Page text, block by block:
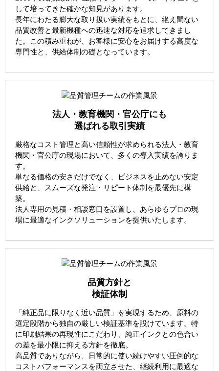
して培ってきた確かな知見があります。
長年にわたる膨大な取り扱い実績をもとに、絶え間ない
品質改善と最新機種への迅速な対応を追求してきまし
た。この積み重ねが、お客様に安心をお届けする高度な
専門性と、供給体制の礎となっています。
法人・教育機関・官公庁にも
選ばれる取引実績
厳格なコスト管理と高い信頼性が求められる法人・教育
機関・官公庁の現場において、多くの導入実績を誇りま
す。
単なる価格の安さだけでなく、ビジネスを止めない安定
供給と、スムーズな発注・リピート体制を最優先に構
築。
法人専用の見積・相談窓口を設置し、あらゆるプロの現
場に最適なインクソリューションを提供いたします。
品質方針と
検証体制
「純正品に限りなく近い品質」を実現するため、原料の
選定段階から独自の厳しい検証基準を設けています。特
に印刷結果の再現性にこだわり、純正インクとの色合い
の差を最小限に抑える方針を徹底。
高品質でありながら、日常的に使い続けやすい圧倒的な
コストパフォーマンスを両立させた、継続利用に最適な